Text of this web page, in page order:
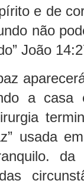
e de
não
João
a
usada